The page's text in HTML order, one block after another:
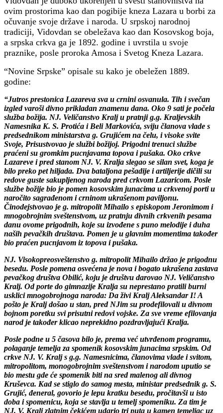
ovim prostorima kao dan pogibije kneza Lazara u borbi za
očuvanje svoje države i naroda. U srpskoj narodnoj
tradiciji, Vidovdan se obeležava kao dan Kosovskog boja,
a srpska crkva ga je 1892. godine i uvrstila u svoje
praznike, posle proroka Amosa i Svetog Kneza Lazara.
“Novine Srpske” opisale su kako je obeležen 1889.
godine:
“Jutros prestonica Lazareva sva u crnini osvanula. Tih i svečan
izgled varoši divno prikladan znamenu dana. Oko 9 sati je počela
služba božija. NJ. Veličanstvo Kralj u pratnji g.g. Kraljevskih
Namesnika K. S. Protića i Beli Markovića, sviju članova vlade s
predsednikom ministarstva g. Grujićem na čelu, i visoke svite
Svoje, Prisustvovao je službi božijoj. Prigodni trenuci službe
praćeni su gromkim pucnjavama topova i pušaka. Oko crkve
Lazareve i pred stanom NJ. V. Kralja slegao se silan svet, koga je
bilo preko pet hiljada. Dva bataljona pešadije i artiljerije dičili su
redove guste sakupljenog naroda pred crkvom Lazaricom. Posle
službe božije bio je pomen kosovskim junacima u crkvenoj porti u
naročito sagrađenom i crninom ukrašenom paviljonu.
Činodejstvovao je g. mitropolit Mihailo s episkopom Jeronimom i
mnogobrojnim sveštenstvom, uz pratnju divnih crkvenih pesama
danu ovome prigodnih, koje su izvođene s puno melodije i duha
naših pevačkih društava. Pomen je u glavnim momentima također
bio praćen pucnjavom iz topova i pušaka.
NJ. Visokopreosveštenstvo g. mitropolit Mihailo držao je prigodnu
besedu. Posle pomena osvećena je nova i bogato ukrašena zastava
pevačkog društva Obilić, koju je društvu darovao NJ. Veličanstvo
Kralj. Od porte do gimnazije Kralja su neprestano pratili burni
usklici mnogobrojnoga naroda: Da živi Kralj Aleksandar I! A
pošto je Kralj došao u stan, pred NJim su prodefilovali u divnom
bojnom poretku svi prisutni redovi vojske. Za sve vreme efilovanja
narod je također klicao neprekidno pozdravljajući Kralja.
Posle podne u 5 časova bilo je, prema već utvrđenom programu,
polaganje temelja za spomenik kosovskim junacima srpskim. Od
crkve NJ. V. Kralj s g.g. Namesnicima, članovima vlade i svitom,
mitropolitom, monogobrojnim sveštenstvom i narodom uputio se
bio mestu gde će spomenik biti na sred malenog ali divnog
Kruševca. Kad se stiglo do samog mesta, ministar predsednik g. S.
Grujić, đeneral, govorio je lepu kratku besedu, pročitavši u isto
doba i spomenicu, koja se stavlja u temelj spomeniku. Za tim je
NJ. V. Kralj zlatnim čekićem udario tri puta u kamen temeljac uz